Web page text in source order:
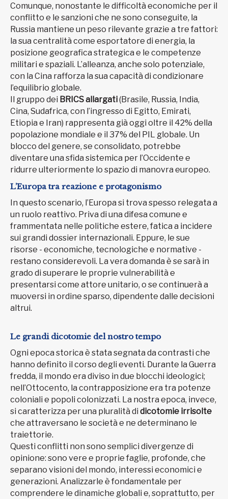
Comunque, nonostante le difficoltà economiche per il
conflitto e le sanzioni che ne sono conseguite, la
Russia mantiene un peso rilevante grazie a tre fattori:
la sua centralità come esportatore di energia, la
posizione geografica strategica e le competenze
militari e spaziali. L’alleanza, anche solo potenziale,
con la Cina rafforza la sua capacità di condizionare
l’equilibrio globale.
Il gruppo dei BRICS allargati(Brasile, Russia, India,
Cina, Sudafrica, con l’ingresso di Egitto, Emirati,
Etiopia e Iran) rappresenta già oggi oltre il 42% della
popolazione mondiale e il 37% del PIL globale. Un
blocco del genere, se consolidato, potrebbe
diventare una sfida sistemica per l’Occidente e
ridurre ulteriormente lo spazio di manovra europeo.
L’Europa tra reazione e protagonismo
In questo scenario, l’Europa si trova spesso relegata a
un ruolo reattivo. Priva di una difesa comune e
frammentata nelle politiche estere, fatica a incidere
sui grandi dossier internazionali. Eppure, le sue
risorse - economiche, tecnologiche e normative -
restano considerevoli. La vera domanda è se sarà in
grado di superare le proprie vulnerabilità e
presentarsi come attore unitario, o se continuerà a
muoversi in ordine sparso, dipendente dalle decisioni
altrui.
Le grandi dicotomie del nostro tempo
Ogni epoca storica è stata segnata da contrasti che
hanno definito il corso degli eventi. Durante la Guerra
fredda, il mondo era diviso in due blocchi ideologici;
nell’Ottocento, la contrapposizione era tra potenze
coloniali e popoli colonizzati. La nostra epoca, invece,
si caratterizza per una pluralità di dicotomie irrisolte
che attraversano le società e ne determinano le
traiettorie.
Questi conflitti non sono semplici divergenze di
opinione: sono vere e proprie faglie, profonde, che
separano visioni del mondo, interessi economici e
generazioni. Analizzarle è fondamentale per
comprendere le dinamiche globali e, soprattutto, per